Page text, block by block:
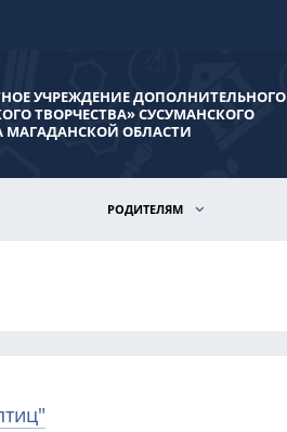
УЧРЕЖДЕНИЕ ДОПОЛНИТЕЛЬНОГО
ТВОРЧЕСТВА» СУСУМАНСКОГО
ОБЛАСТИ
РОДИТЕЛЯМ